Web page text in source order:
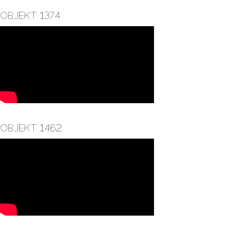
Objekt 1374
Objekt 1462